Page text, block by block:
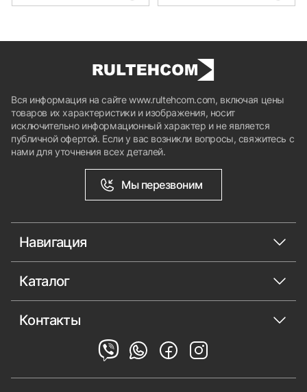
Вся информация на сайте www.rultehcom.com, включая цены
товаров их характеристики и изображения, носит
исключительно информационный характер и не является
публичной офертой. Если у вас возникли вопросы, свяжитесь с
нами для уточнения всех деталей.
Мы перезвоним
Навигация
Каталог
Контакты